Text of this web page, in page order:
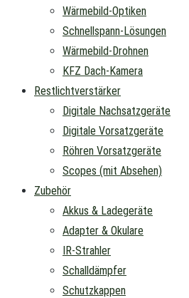
Wärmebild-Optiken
Schnellspann-Lösungen
Wärmebild-Drohnen
KFZ Dach-Kamera
Restlichtverstärker
Digitale Nachsatzgeräte
Digitale Vorsatzgeräte
Röhren Vorsatzgeräte
Scopes (mit Absehen)
Zubehör
Akkus & Ladegeräte
Adapter & Okulare
IR-Strahler
Schalldämpfer
Schutzkappen